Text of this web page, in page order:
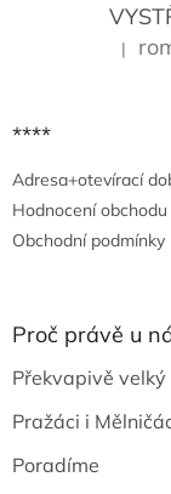
|
****
Adresa+otevírací
Hodnocení obchodu
Obchodní podmínky
Proč právě u
Překvapivě
Pražáci i
Poradíme